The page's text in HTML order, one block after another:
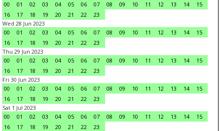
00
01 02 03 04 05 06 07 08 09 10 11 12 13 14
15
16
17 18 19 20 21 22
23
Wed 28 Jun 2023
00
01 02 03 04 05 06 07 08 09 10 11 12 13 14
15
16
17 18 19 20 21 22
23
Thu 29 Jun 2023
00
01 02 03 04 05 06 07 08 09 10 11 12 13 14
15
16
17 18 19 20 21 22
23
Fri 30 Jun 2023
00
01 02 03 04 05 06 07 08 09 10 11 12 13 14
15
16
17 18 19 20 21 22
23
Sat 1 Jul 2023
00
01 02 03 04 05 06 07 08 09 10 11 12 13 14
15
16
17 18 19 20 21 22
23